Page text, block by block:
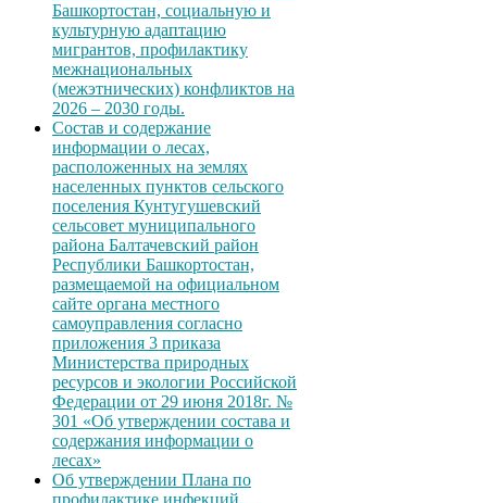
Башкортостан, социальную и
культурную адаптацию
мигрантов, профилактику
межнациональных
(межэтнических) конфликтов на
2026 – 2030 годы.
Состав и содержание
информации о лесах,
расположенных на землях
населенных пунктов сельского
поселения Кунтугушевский
сельсовет муниципального
района Балтачевский район
Республики Башкортостан,
размещаемой на официальном
сайте органа местного
самоуправления согласно
приложения 3 приказа
Министерства природных
ресурсов и экологии Российской
Федерации от 29 июня 2018г. №
301 «Об утверждении состава и
содержания информации о
лесах»
Об утверждении Плана по